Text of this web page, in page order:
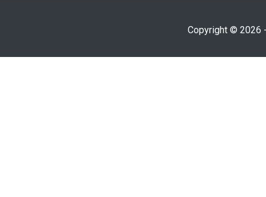
Copyright © 2026